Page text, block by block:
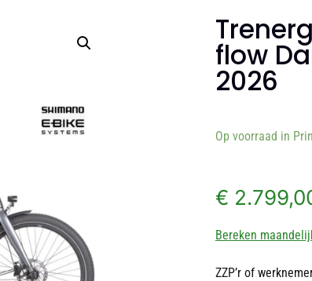
flow
2026
Op voorraad in
€
Bereken
ZZP’r of